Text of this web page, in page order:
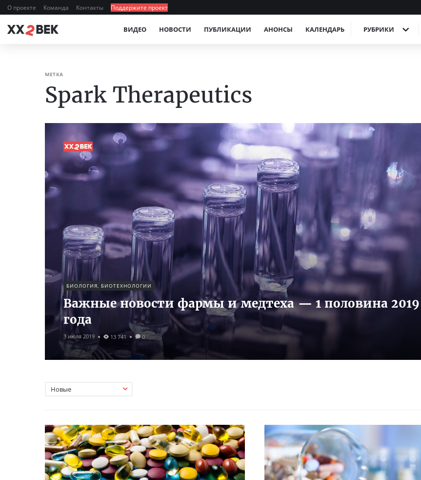
О проекте Команда Контакты Поддержите проект
ВИДЕО НОВОСТИ ПУБЛИКАЦИИ АНОНСЫ КАЛЕНДАРЬ РУБРИКИ
МЕТКА
Spark Therapeutics
БИОЛОГИЯ, БИОТЕХНОЛОГИИ
Важные новости фармы и медтеха — 1 половина 2019
года
3 июля 2019 13 741 0
Новые